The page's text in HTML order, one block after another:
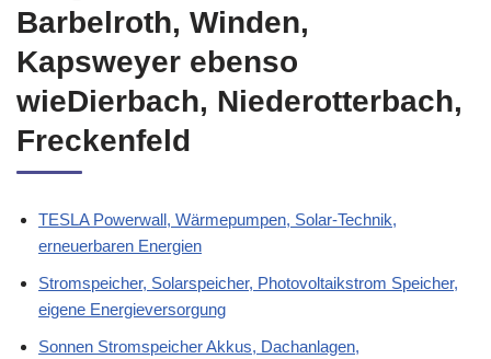
Barbelroth, Winden,
Kapsweyer ebenso
wieDierbach, Niederotterbach,
Freckenfeld
TESLA Powerwall, Wärmepumpen, Solar-Technik,
erneuerbaren Energien
Stromspeicher, Solarspeicher, Photovoltaikstrom Speicher,
eigene Energieversorgung
Sonnen Stromspeicher Akkus, Dachanlagen,